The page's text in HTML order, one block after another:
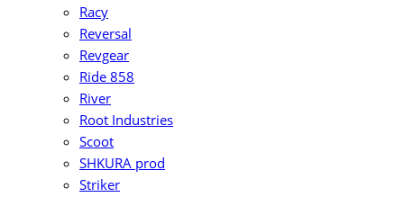
Racy
Reversal
Revgear
Ride 858
River
Root Industries
Scoot
SHKURA рrоd
Striker